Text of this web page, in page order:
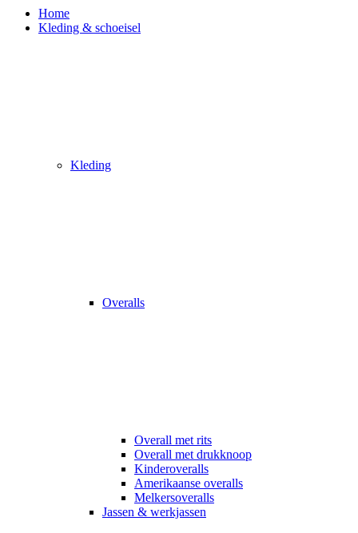
Home
Kleding & schoeisel
Kleding
Overalls
Overall met rits
Overall met drukknoop
Kinderoveralls
Amerikaanse overalls
Melkersoveralls
Jassen & werkjassen